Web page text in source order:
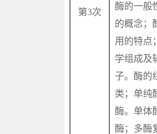
第3次
酶的一般
的概念；
用的特点
学组成及
子。酶的
类；单纯
酶。单体
酶；多酶